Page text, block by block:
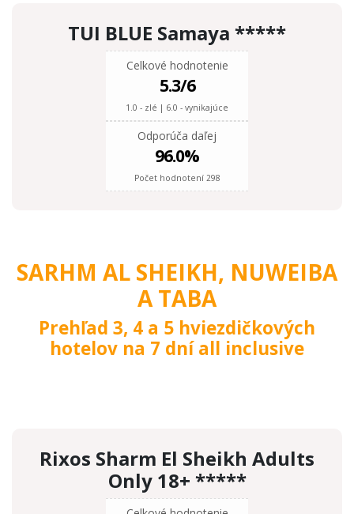
TUI BLUE Samaya *****
Celkové hodnotenie
5.3/6
1.0 - zlé | 6.0 - vynikajúce
Odporúča daľej
96.0%
Počet hodnotení 298
SARHM AL SHEIKH, NUWEIBA
A TABA
Prehľad 3, 4 a 5 hviezdičkových
hotelov na 7 dní all inclusive
Sharm el Sheikh, Nuweiba a Taba
6 nocí Vídeň
Sharm el Sheikh, Nuweiba a Taba
Sharm el Sheikh, Nuweiba a Taba
Rixos Sharm El Sheikh Adults
Only 18+ *****